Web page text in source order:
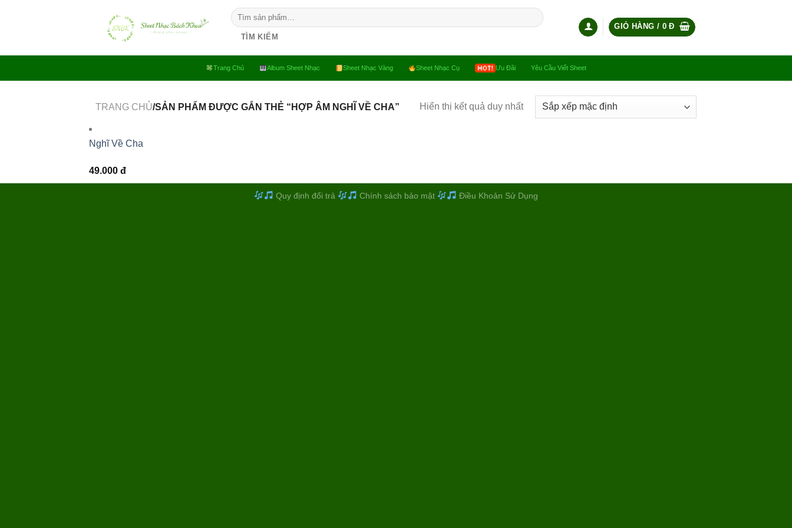
Tìm
kiếm:
TÌM KIẾM
GIỎ HÀNG / 0Đ
Trang Chủ Album Sheet Nhạc Sheet Nhạc Vàng Sheet Nhạc Cụ Ưu Đãi Yêu Cầu Viết Sheet
TRANG CHỦ/SẢN PHẨM ĐƯỢC GẮN THẺ “HỢP ÂM NGHĨ VỀ CHA” Hiển thị kết quả duy nhất
Nghĩ Về Cha
49.000 đ
Quy định đổi trả Chính sách bảo mật Điều Khoản Sử Dụng